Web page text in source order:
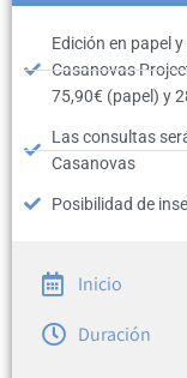
Edición en papel
Casanovas
75,90€ (papel) y
Las consultas
Casanovas
Posibilidad de
Inicio
Duración